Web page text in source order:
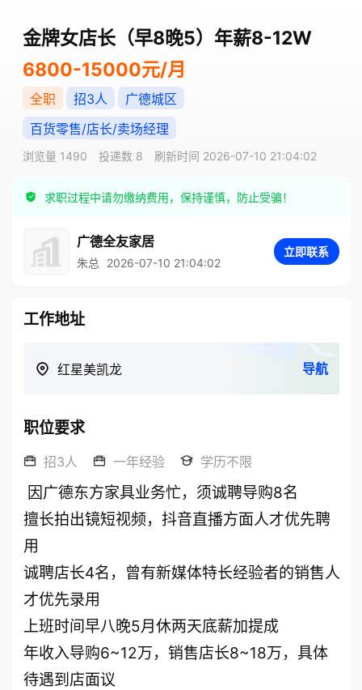
金牌女店长（早8晚5）年薪8-12W
6800-15000元/月
全职 招3人
广德城区
百货零售/店长/卖场经理
浏览量 1490 投递数 8 刷新时间 2026-07-10 21:04:02
求职过程中请勿缴纳费用，保持谨慎，防止受骗！
广德全友家居
朱总 2026-07-10 21:04:02
立即联系
工作地址
红星美凯龙 导航
职位要求
招3人 一年经验 学历不限
擅长拍出镜短视频，抖音直播方面人才优先聘
用
诚聘店长4名，曾有新媒体特长经验者的销售人
才优先录用
上班时间早八晚5月休两天底薪加提成
年收入导购6~12万，销售店长8~18万，具体
待遇到店面议